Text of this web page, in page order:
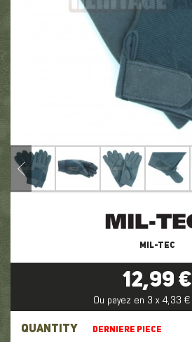
MIL-TEC
12,99 €
Ou payez en 3 x 4,33 €
QUANTITY DERNIERE PIECE